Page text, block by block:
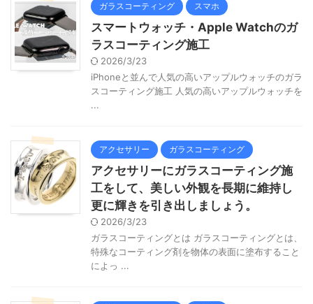
ガラスコーティング スマホ
スマートウォッチ・Apple Watchのガ
ラスコーティング施工
2026/3/23
iPhoneと並んで人気の高いアップルウォッチのガラ
スコーティング施工 人気の高いアップルウォッチを
...
アクセサリー ガラスコーティング
アクセサリーにガラスコーティング施
工をして、美しい外観を長期に維持し
更に輝きを引き出しましょう。
2026/3/23
ガラスコーティングとは ガラスコーティングとは、
特殊なコーティング剤を物体の表面に塗布すること
によっ ...